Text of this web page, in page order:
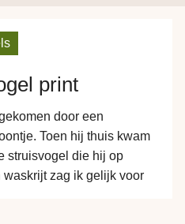
print
door een
Toen hij thuis kwam
struisvogel die hij op
waskrijt zag ik gelijk voor